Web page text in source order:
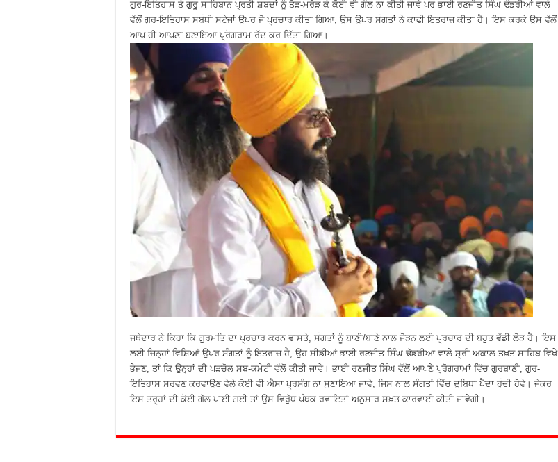
ਗੁਰ-ਇਤਿਹਾਸ ਤੇ ਗੁਰੂ ਸਾਹਿਬਾਨ ਪ੍ਰਤੀ ਸ਼ਬਦਾਂ ਨੂੰ ਤੋੜ-ਮਰੋੜ ਕੇ ਕੋਈ ਵੀ ਗੱਲ ਨਾ ਕੀਤੀ ਜਾਵੇ ਪਰ ਭਾਈ ਰਣਜੀਤ ਸਿੰਘ ਢੱਡਰੀਆਂ ਵਾਲੇ
ਵੱਲੋਂ ਗੁਰ-ਇਤਿਹਾਸ ਸਬੰਧੀ ਸਟੇਜਾਂ ਉਪਰ ਜੋ ਪ੍ਰਚਾਰ ਕੀਤਾ ਗਿਆ, ਉਸ ਉਪਰ ਸੰਗਤਾਂ ਨੇ ਕਾਫੀ ਇਤਰਾਜ਼ ਕੀਤਾ ਹੈ। ਇਸ ਕਰਕੇ ਉਸ ਵੱਲੋਂ
ਆਪ ਹੀ ਆਪਣਾ ਬਣਾਇਆ ਪ੍ਰੋਗਰਾਮ ਰੱਦ ਕਰ ਦਿੱਤਾ ਗਿਆ।
ਜਥੇਦਾਰ ਨੇ ਕਿਹਾ ਕਿ ਗੁਰਮਤਿ ਦਾ ਪ੍ਰਚਾਰ ਕਰਨ ਵਾਸਤੇ, ਸੰਗਤਾਂ ਨੂੰ ਬਾਣੀ/ਬਾਣੇ ਨਾਲ ਜੋੜਨ ਲਈ ਪ੍ਰਚਾਰ ਦੀ ਬਹੁਤ ਵੱਡੀ ਲੋੜ ਹੈ। ਇਸ
ਲਈ ਜਿਨ੍ਹਾਂ ਵਿਸ਼ਿਆਂ ਉਪਰ ਸੰਗਤਾਂ ਨੂੰ ਇਤਰਾਜ਼ ਹੈ, ਉਹ ਸੀਡੀਆਂ ਭਾਈ ਰਣਜੀਤ ਸਿੰਘ ਢੱਡਰੀਆ ਵਾਲੇ ਸ੍ਰੀ ਅਕਾਲ ਤਖ਼ਤ ਸਾਹਿਬ ਵਿਖੇ
ਭੇਜਣ, ਤਾਂ ਕਿ ਉਨ੍ਹਾਂ ਦੀ ਪੜਚੋਲ ਸਬ-ਕਮੇਟੀ ਵੱਲੋਂ ਕੀਤੀ ਜਾਵੇ। ਭਾਈ ਰਣਜੀਤ ਸਿੰਘ ਵੱਲੋਂ ਆਪਣੇ ਪ੍ਰੋਗਰਾਮਾਂ ਵਿੱਚ ਗੁਰਬਾਣੀ, ਗੁਰ-
ਇਤਿਹਾਸ ਸਰਵਣ ਕਰਵਾਉਣ ਵੇਲੇ ਕੋਈ ਵੀ ਐਸਾ ਪ੍ਰਸੰਗ ਨਾ ਸੁਣਾਇਆ ਜਾਵੇ, ਜਿਸ ਨਾਲ ਸੰਗਤਾਂ ਵਿੱਚ ਦੁਬਿਧਾ ਪੈਦਾ ਹੁੰਦੀ ਹੋਵੇ। ਜੇਕਰ
ਇਸ ਤਰ੍ਹਾਂ ਦੀ ਕੋਈ ਗੱਲ ਪਾਈ ਗਈ ਤਾਂ ਉਸ ਵਿਰੁੱਧ ਪੰਥਕ ਰਵਾਇਤਾਂ ਅਨੁਸਾਰ ਸਖ਼ਤ ਕਾਰਵਾਈ ਕੀਤੀ ਜਾਵੇਗੀ।